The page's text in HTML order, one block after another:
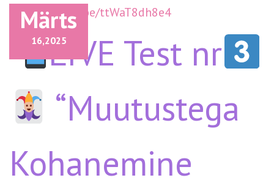
Märts
16,2025
https://youtu.be/ttWaT8dh8e4
LIVE Test nr
“Muutustega
Kohanemine